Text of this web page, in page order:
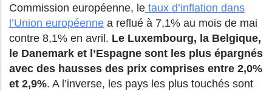
Commission européenne, le taux d’inflation dans
l’Union européenne a reflué à 7,1% au mois de mai
contre 8,1% en avril. Le Luxembourg, la Belgique,
le Danemark et l’Espagne sont les plus épargnés
avec des hausses des prix comprises entre 2,0%
et 2,9%. A l’inverse, les pays les plus touchés sont